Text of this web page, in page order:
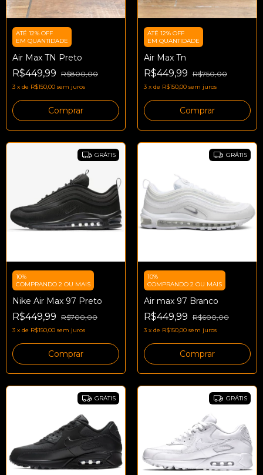
ATÉ 12% OFF
EM QUANTIDADE
Air Max TN Preto
R$449,99 R$800,00
3 x de R$150,00 sem juros
Comprar
ATÉ 12% OFF
EM QUANTIDADE
Air Max Tn
R$449,99 R$750,00
3 x de R$150,00 sem juros
Comprar
GRÁTIS
10%
COMPRANDO 2 OU MAIS
Nike Air Max 97 Preto
R$449,99 R$700,00
3 x de R$150,00 sem juros
Comprar
GRÁTIS
10%
COMPRANDO 2 OU MAIS
Air max 97 Branco
R$449,99 R$600,00
3 x de R$150,00 sem juros
Comprar
GRÁTIS GRÁTIS